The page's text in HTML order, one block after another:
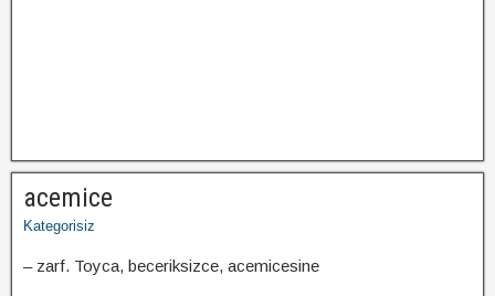
acemice
Kategorisiz
– zarf. Toyca, beceriksizce, acemicesine